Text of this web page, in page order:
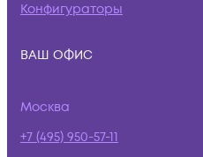
Конфигураторы
ВАШ ОФИС
Москва
+7 (495) 950-57-11